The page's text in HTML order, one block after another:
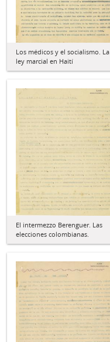
Los médicos y el socialismo. La
ley marcial en Haití
El intermezzo Berenguer. Las
elecciones colombianas.